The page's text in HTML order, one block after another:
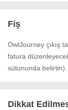
Fiş
OwlJourney çıkış
fatura
sütununda belirtin).
Dikkat